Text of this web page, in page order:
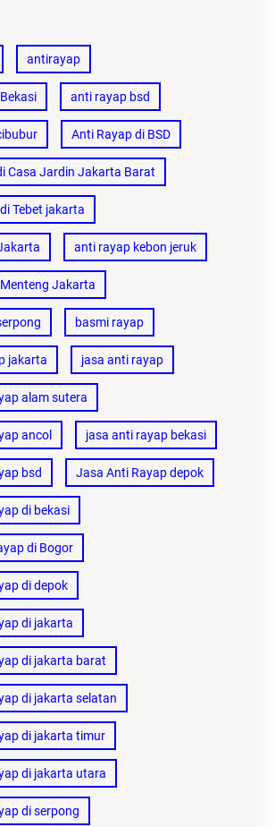
antirayap
anti rayap bsd
Anti Rayap di BSD
Casa Jardin Jakarta Barat
Tebet jakarta
anti rayap kebon jeruk
Jakarta
basmi rayap
jakarta jasa anti rayap
alam sutera
ancol jasa anti rayap bekasi
bsd Jasa Anti Rayap depok
di bekasi
di Bogor
di depok
di jakarta
di jakarta barat
di jakarta selatan
di jakarta timur
di jakarta utara
di serpong